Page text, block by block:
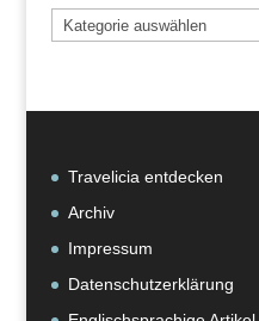
Beiträge
nach
Travelicia entdecken
Archiv
Impressum
Datenschutzerklärung